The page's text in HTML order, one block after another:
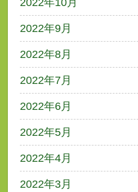
2022年9月
2022年8月
2022年7月
2022年6月
2022年5月
2022年4月
2022年3月